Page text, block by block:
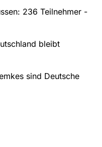
236 Teilnehmer -
bleibt
sind Deutsche